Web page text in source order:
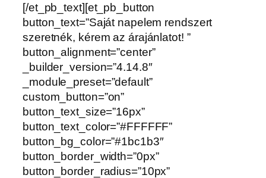
[/et_pb_text][et_pb_button
button_text=”Saját napelem rendszert
szeretnék, kérem az árajánlatot! ”
button_alignment=”center”
_builder_version=”4.14.8″
_module_preset=”default”
custom_button=”on”
button_text_size=”16px”
button_text_color=”#FFFFFF”
button_bg_color=”#1bc1b3″
button_border_width=”0px”
button_border_radius=”10px”